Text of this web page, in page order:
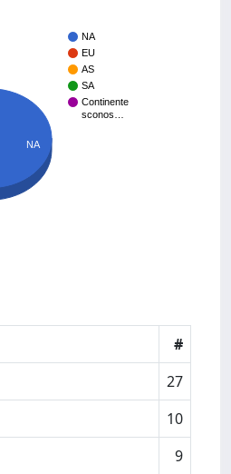
NA
EU
AS
SA
Continente
sconos…
NA
#
27
10
9